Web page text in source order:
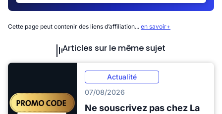
Cette page peut contenir des liens d’affiliation... en savoir+
Articles sur le même sujet
Actualité
07/08/2026
Ne souscrivez pas chez La